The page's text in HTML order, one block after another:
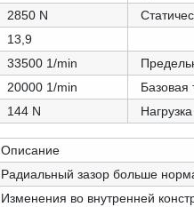
2850 N
13,9
33500 1/min
20000 1/min
Базовая
144 N
Описание
Радиальный зазор больше
Изменения во внутренней